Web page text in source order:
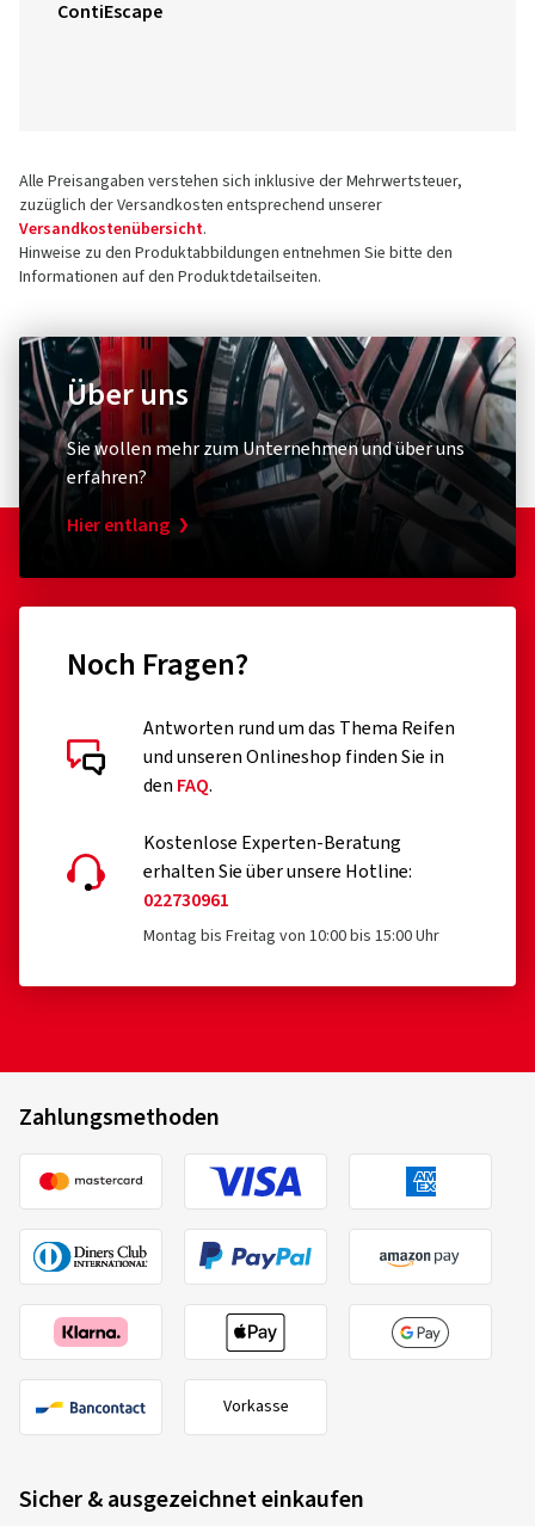
ContiEscape
Alle Preisangaben verstehen sich inklusive der Mehrwertsteuer,
zuzüglich der Versandkosten entsprechend unserer
Versandkostenübersicht.
Hinweise zu den Produktabbildungen entnehmen Sie bitte den
Informationen auf den Produktdetailseiten.
Über uns
Sie wollen mehr zum Unternehmen und über uns
erfahren?
Hier entlang
Noch Fragen?
Antworten rund um das Thema Reifen
und unseren Onlineshop finden Sie in
den FAQ.
Kostenlose Experten-Beratung
erhalten Sie über unsere Hotline:
022730961
Montag bis Freitag von 10:00 bis 15:00 Uhr
Zahlungsmethoden
Vorkasse
Sicher & ausgezeichnet einkaufen